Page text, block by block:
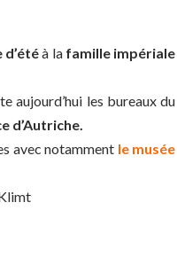
d’étéà la famille impériale
aujourd’hui les bureaux du
d’Autriche.
avec notamment le musée